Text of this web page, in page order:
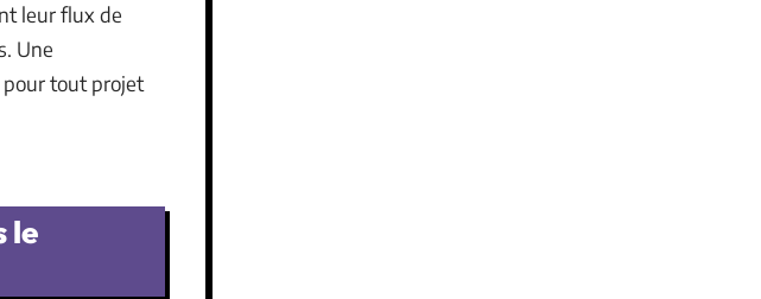
leur flux de
Une
tout projet
le